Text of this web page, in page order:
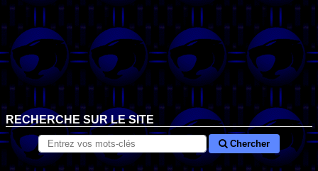
RECHERCHE SUR LE SITE
Chercher